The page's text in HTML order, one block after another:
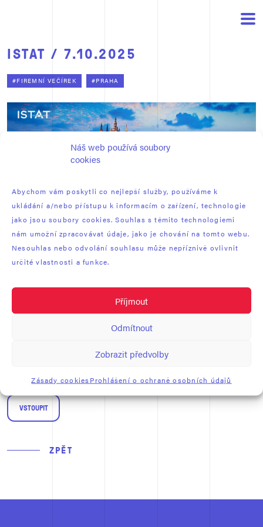
Náš web používá soubory
cookies
Abychom vám poskytli co nejlepší služby, používáme k
ukládání a/nebo přístupu k informacím o zařízení, technologie
jako jsou soubory cookies. Souhlas s těmito technologiemi
nám umožní zpracovávat údaje, jako je chování na tomto webu.
Nesouhlas nebo odvolání souhlasu může nepříznivě ovlivnit
určité vlastnosti a funkce.
Příjmout
Odmítnout
Zobrazit předvolby
Zásady cookiesProhlášení o ochraně osobních údajů
ISTAT / 7.10.2025
#FIREMNÍ VEČÍREK #PRAHA
ZPĚT